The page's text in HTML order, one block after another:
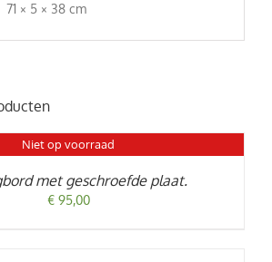
71 × 5 × 38 cm
Niet op voorraad
met geschroefde plaat.
€95,00